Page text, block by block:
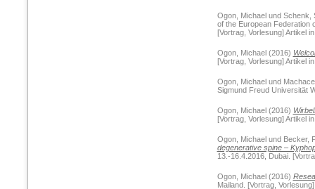
Ogon, Michaelund Schenk,
of the European Federation
[Vortrag, Vorlesung] Artikel
Ogon, Michael(2016)
[Vortrag, Vorlesung] Artikel
Ogon, Michaelund
Sigmund Freud Universität
Ogon, Michael(2016)
[Vortrag, Vorlesung] Artikel
Ogon, Michaelund Becker,
degenerative spine –
13.-16.4.2016, Dubai.
Ogon, Michael(2016)
Mailand. [Vortrag,